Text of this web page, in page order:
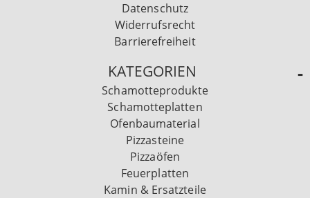
Datenschutz
Widerrufsrecht
Barrierefreiheit
KATEGORIEN
Schamotteprodukte
Schamotteplatten
Ofenbaumaterial
Pizzasteine
Pizzaöfen
Feuerplatten
Kamin & Ersatzteile